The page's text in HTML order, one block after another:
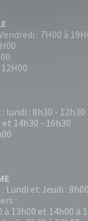
: 7H00 à
lundi : 8h30 - 12h30
14h30 - 16h30
Lundi et Jeudi :
:
à 13h00 et 14h00 à